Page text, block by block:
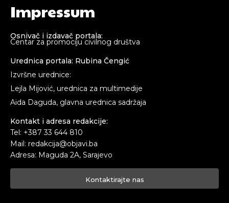
Impressum
Osnivač i izdavač portala:
Centar za promociju civilnog društva
Urednica portala: Rubina Čengić
Izvršne urednice:
Lejla Mijović, urednica za multimedije
Aida Daguda, glavna urednica sadržaja
Kontakt i adresa redakcije:
Tel: +387 33 644 810
Mail: redakcija@objavi.ba
Adresa: Maguda 2A, Sarajevo
Kontaktirajte nas